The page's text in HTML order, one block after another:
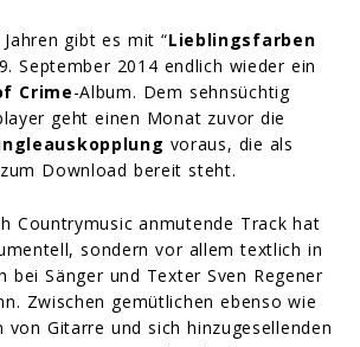
gibt es mit “Lieblingsfarben
September 2014 endlich wieder ein
Crime-Album. Dem sehnsüchtig
geht einen Monat zuvor die
voraus, die als
zum Download bereit steht.
Countrymusic anmutende Track hat
sondern vor allem textlich in
bei Sänger und Texter Sven Regener
Zwischen gemütlichen ebenso wie
von Gitarre und sich hinzugesellenden